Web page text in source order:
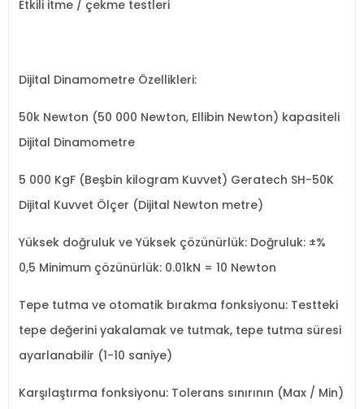
Etkili itme / çekme testleri
Dijital Dinamometre Özellikleri:
50k Newton (50 000 Newton, Ellibin Newton) kapasiteli
Dijital Dinamometre
5 000 KgF (Beşbin kilogram Kuvvet) Geratech SH-50K
Dijital Kuvvet Ölçer (Dijital Newton metre)
Yüksek doğruluk ve Yüksek çözünürlük: Doğruluk: ±%
0,5 Minimum çözünürlük: 0.01kN = 10 Newton
Tepe tutma ve otomatik bırakma fonksiyonu: Testteki
tepe değerini yakalamak ve tutmak, tepe tutma süresi
ayarlanabilir (1-10 saniye)
Karşılaştırma fonksiyonu: Tolerans sınırının (Max / Min)